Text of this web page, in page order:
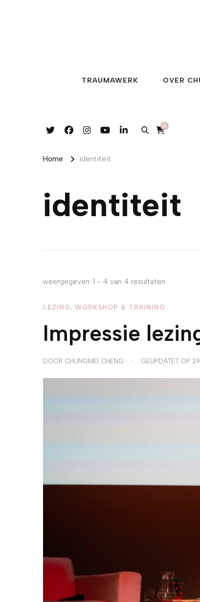
TRAUMAWERK OVER
0
Home identiteit
identiteit
weergegeven: 1 - 4 van 4 resultaten
LEZING, WORKSHOP & TRAINING
Impressie
DOOR CHUNGMEI CHENG GEÜPDATET OP